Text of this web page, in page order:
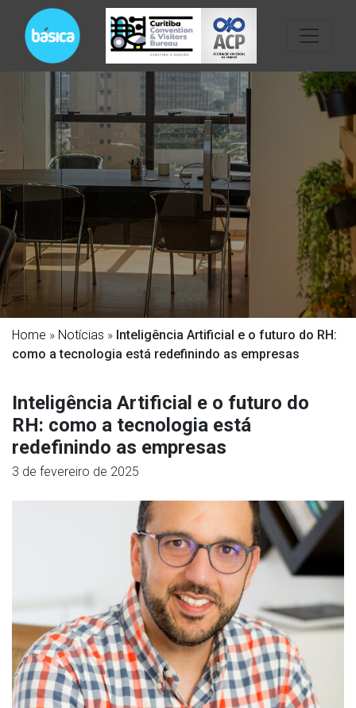
Home » Notícias » Inteligência Artificial e o futuro do RH:
como a tecnologia está redefinindo as empresas
Inteligência Artificial e o futuro do
RH: como a tecnologia está
redefinindo as empresas
3 de fevereiro de 2025